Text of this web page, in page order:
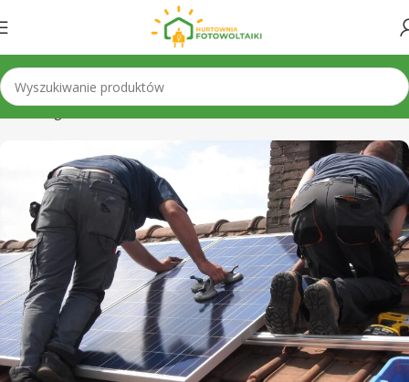
Strona główna»Montaż